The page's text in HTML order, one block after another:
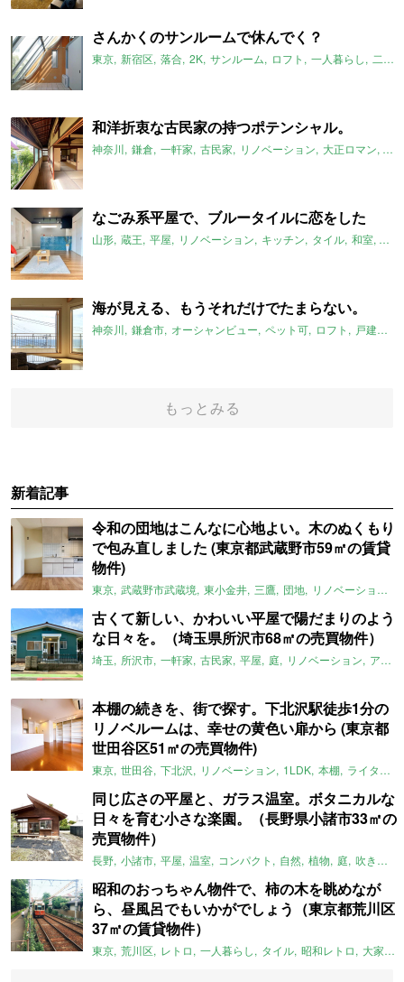
さんかくのサンルームで休んでく？
東京 新宿区 落合 2K サンルーム ロフト 一人暮らし 二人暮らし
和洋折衷な古民家の持つポテンシャル。
神奈川 鎌倉 一軒家 古民家 リノベーション 大正ロマン レ
なごみ系平屋で、ブルータイルに恋をした
山形 蔵王 平屋 リノベーション キッチン タイル 和室 畳
海が見える、もうそれだけでたまらない。
神奈川 鎌倉市 オーシャンビュー ペット可 ロフト 戸建て
もっとみる
新着記事
令和の団地はこんなに心地よい。木のぬくもり
で包み直しました (東京都武蔵野市59㎡の賃貸
物件)
東京 武蔵野市武蔵境 東小金井 三鷹 団地 リノベーション
古くて新しい、かわいい平屋で陽だまりのよう
な日々を。（埼玉県所沢市68㎡の売買物件）
埼玉 所沢市 一軒家 古民家 平屋 庭 リノベーション アメリカンハウス
本棚の続きを、街で探す。下北沢駅徒歩1分の
リノベルームは、幸せの黄色い扉から (東京都
世田谷区51㎡の売買物件)
東京 世田谷 下北沢 リノベーション 1LDK 本棚 ライター：ほしりょうこ
同じ広さの平屋と、ガラス温室。ボタニカルな
日々を育む小さな楽園。（長野県小諸市33㎡の
売買物件）
長野 小諸市 平屋 温室 コンパクト 自然 植物 庭 吹き抜け
昭和のおっちゃん物件で、柿の木を眺めなが
ら、昼風呂でもいかがでしょう（東京都荒川区
37㎡の賃貸物件）
東京 荒川区 レトロ 一人暮らし タイル 昭和レトロ 大家女子